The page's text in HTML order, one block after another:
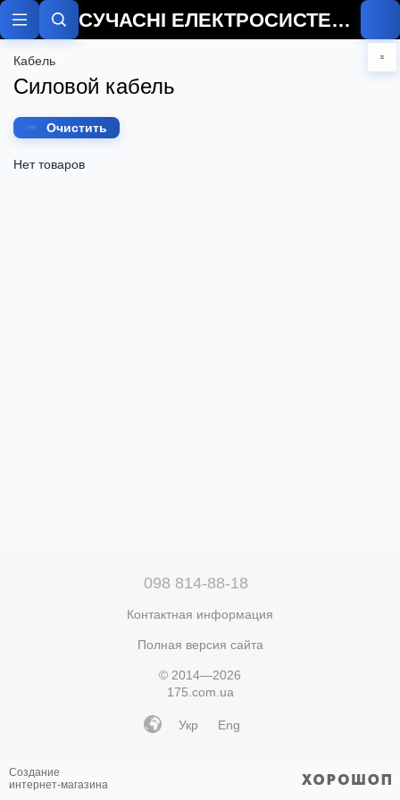
Кабель
Силовой кабель
Очистить
Нет товаров
098 814-88-18
Контактная информация
Полная версия сайта
© 2014—2026
175.com.ua
Укр Eng
Создание
интернет-магазина
СУЧАСНІ ЕЛЕКТРОСИСТЕМИ